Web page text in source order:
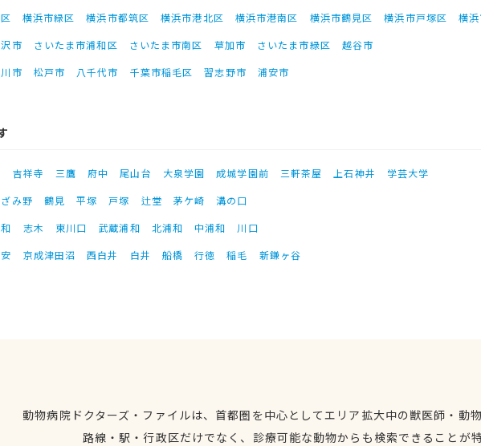
横浜市緑区 横浜市都筑区 横浜市港北区 横浜市港南区 横浜市鶴見区 横浜市戸塚区
横
市 さいたま市浦和区 さいたま市南区 草加市 さいたま市緑区
越谷市
市 松戸市 八千代市 千葉市稲毛区 習志野市 浦安市
吉祥寺 三鷹 府中 尾山台 大泉学園 成城学園前 三軒茶屋 上石神井
学芸大学
み野 鶴見 平塚 戸塚 辻堂 茅ケ崎
溝の口
志木 東川口 武蔵浦和 北浦和 中浦和
川口
京成津田沼 西白井 白井 船橋 行徳 稲毛 新鎌ヶ谷
動物病院ドクターズ・ファイルは、首都圏を中心としてエリア拡大中の獣医師・動
路線・駅・行政区だけでなく、診療可能な動物からも検索できることが